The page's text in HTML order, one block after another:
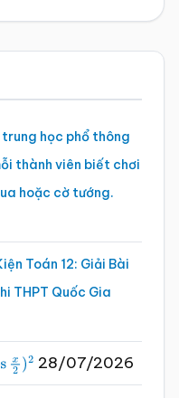
học phổ thông
thành viên biết chơi
hoặc cờ tướng.
Toán 12: Giải Bài
THPT Quốc Gia
2 )2 28/07/2026